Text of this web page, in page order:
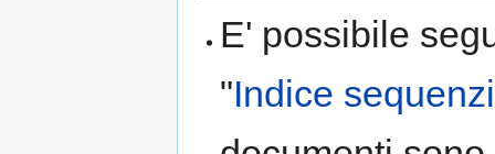
E' possibile
"Indice